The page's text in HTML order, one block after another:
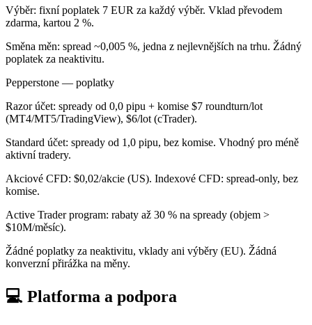
Výběr: fixní poplatek 7 EUR za každý výběr. Vklad převodem
zdarma, kartou 2 %.
Směna měn: spread ~0,005 %, jedna z nejlevnějších na trhu. Žádný
poplatek za neaktivitu.
Pepperstone — poplatky
Razor účet: spready od 0,0 pipu + komise $7 roundturn/lot
(MT4/MT5/TradingView), $6/lot (cTrader).
Standard účet: spready od 1,0 pipu, bez komise. Vhodný pro méně
aktivní tradery.
Akciové CFD: $0,02/akcie (US). Indexové CFD: spread-only, bez
komise.
Active Trader program: rabaty až 30 % na spready (objem >
$10M/měsíc).
Žádné poplatky za neaktivitu, vklady ani výběry (EU). Žádná
konverzní přirážka na měny.
💻 Platforma a podpora